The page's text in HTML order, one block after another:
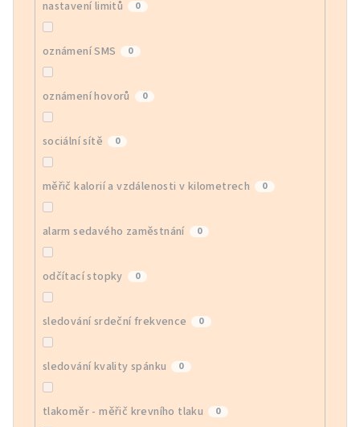
nastavení limitů 0
oznámení SMS 0
oznámení hovorů 0
sociální sítě 0
měřič kalorií a vzdálenosti v kilometrech 0
alarm sedavého zaměstnání 0
odčítací stopky 0
sledování srdeční frekvence 0
sledování kvality spánku 0
tlakoměr - měřič krevního tlaku 0